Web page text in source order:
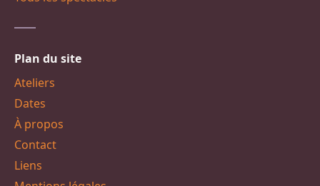
Plan du site
Ateliers
Dates
À propos
Contact
Liens